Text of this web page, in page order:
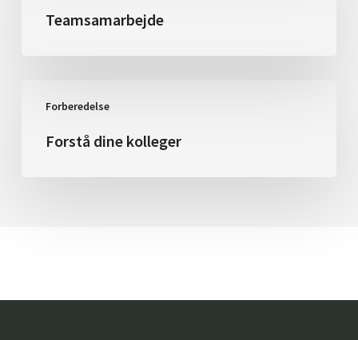
Teamsamarbejde
Forberedelse
Forstå dine kolleger